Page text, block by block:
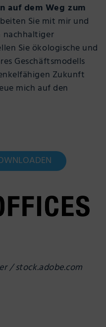
auf dem Weg zum
Sie mit mir und
nachhaltiger
Sie ökologische und
Geschäftsmodells
Zukunft
mich auf den
/ stock.adobe.com